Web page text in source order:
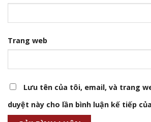
Trang web
Lưu tên của tôi, email, và trang
duyệt này cho lần bình luận kế tiếp